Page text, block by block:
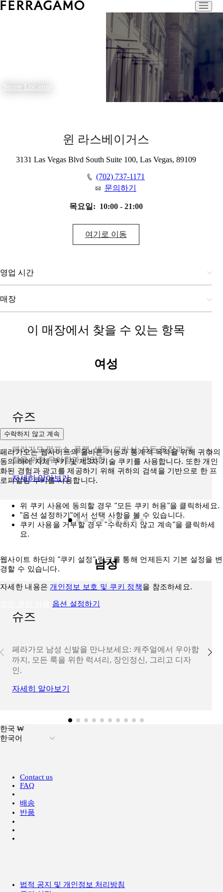
Store Locator
윈 라스베이거스
3131 Las Vegas Blvd South Suite 100, Las Vegas, 89109
(702) 737-1171
문의하기
목요일: 10:00 - 21:00
여기로 이동
영업 시간
매장
이 매장에서 찾을 수 있는 항목
여성
슈즈
페라가모 펌프스, 플랫, 샌들, 모카신: 모든 옷장과 계
절을 위한 우아함과 편안함.
자세히 알아보기
남성
슈즈
페라가모 남성 신발을 만나보세요: 캐주얼에서 우아함
까지, 모든 룩을 위한 럭셔리, 장인정신, 그리고 디자
인.
자세히 알아보기
한국 ₩
한국어
Contact us
FAQ
배송
반품
법적 공지 및 개인정보 처리방침
수락하지 않고 계속
페라가모는 웹사이트의 올바른 기능과 통계적 목적을 위해 귀하의
동의 하에 자체 쿠키 및 제3자 기술 쿠키를 사용합니다. 또한 개인
화된 경험과 광고를 제공하기 위해 귀하의 검색을 기반으로 한 프
로파일링 쿠키를 사용합니다.
위 쿠키 사용에 동의할 경우 "모든 쿠키 허용"을 클릭하세요.
"옵션 설정하기"에서 선택 사항을 볼 수 있습니다.
쿠키 사용을 거부할 경우 "수락하지 않고 계속"을 클릭하세
요.
웹사이트 하단의 "쿠키 설정" 링크를 통해 언제든지 기본 설정을 변
경할 수 있습니다.
자세한 내용은 개인정보 보호 및 쿠키 정책을 참조하세요.
옵션 설정하기